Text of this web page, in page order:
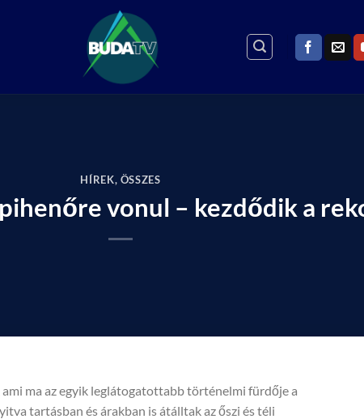
HÍREK, ÖSSZES
vonul – kezdődik a
ma az egyik leglátogatottabb történelmi fürdője a
tartásban és árakban is átálltak az őszi és téli